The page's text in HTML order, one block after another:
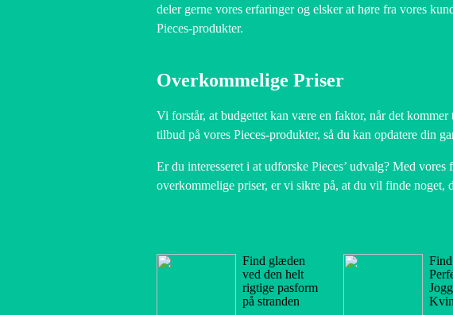
deler gerne vores erfaringer og elsker at høre fra vores
Pieces-produkter.
Overkommelige Priser
Vi forstår, at budgettet kan være en faktor, når det
tilbud på vores Pieces-produkter, så du kan opdatere din
Er du interesseret i at udforske Pieces’ udvalg? Med
overkommelige priser, er vi sikre på, at du vil finde noget,
Find glæden
ved den helt
rigtige pasform
på stranden